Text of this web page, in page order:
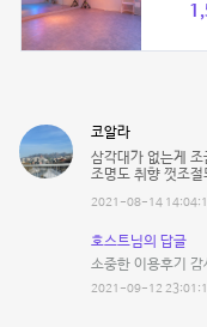
코알라
삼각대가 없는게
조명도 취향 껏조
2021-08-14
호스트님의 답글
소중한 이용후기
2021-09-12